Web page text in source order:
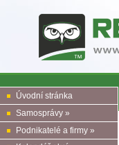
Úvodní stránka
Samosprávy »
Podnikatelé a firmy »